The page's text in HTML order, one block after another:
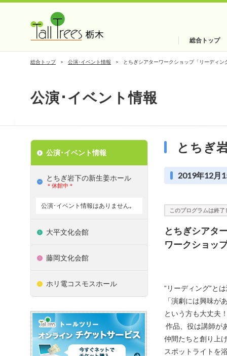
総合トップ
総合トップ 公演･イベント情報 とちぎシアターワークショップ「リーディン
公演･イベント情報
とちぎ
2019年12月
このプログラムは終了
とちぎシアタ
ワークショッ
”リーディング”と
「演劇には興味が
という方も大丈夫
作品、役は講師が
仲間たちと創り上
スポットライトを
公演･イベント情報
とちぎ岩下の新⽣姜ホール
＊休館中＊
公演･イベント情報はありません｡
大平文化会館
藤岡文化会館
ホリ電コスモスホール